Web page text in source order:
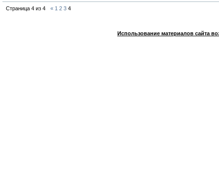
Страница 4 из 4 « 1 2 3 4
Использование материалов сайта